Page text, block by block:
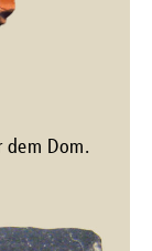
dem Dom.